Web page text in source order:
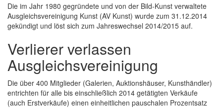
Die im Jahr 1980 gegründete und von der Bild-Kunst verwaltete
Ausgleichsvereinigung Kunst (AV Kunst) wurde zum 31.12.2014
gekündigt und löst sich zum Jahreswechsel 2014/2015 auf.
Verlierer verlassen
Ausgleichsvereinigung
Die über 400 Mitglieder (Galerien, Auktionshäuser, Kunsthändler)
entrichten für alle bis einschließlich 2014 getätigten Verkäufe
(auch Erstverkäufe) einen einheitlichen pauschalen Prozentsatz